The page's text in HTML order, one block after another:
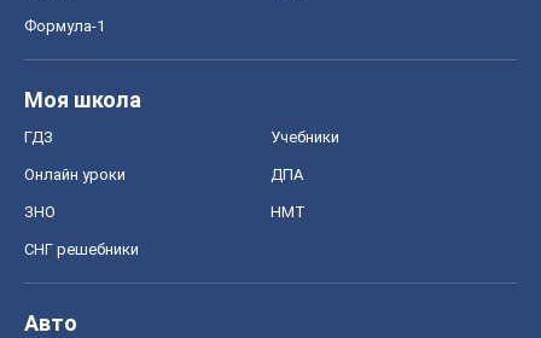
Формула-1
Моя школа
ГДЗ Учебники
Онлайн уроки ДПА
ЗНО НМТ
СНГ решебники
Авто